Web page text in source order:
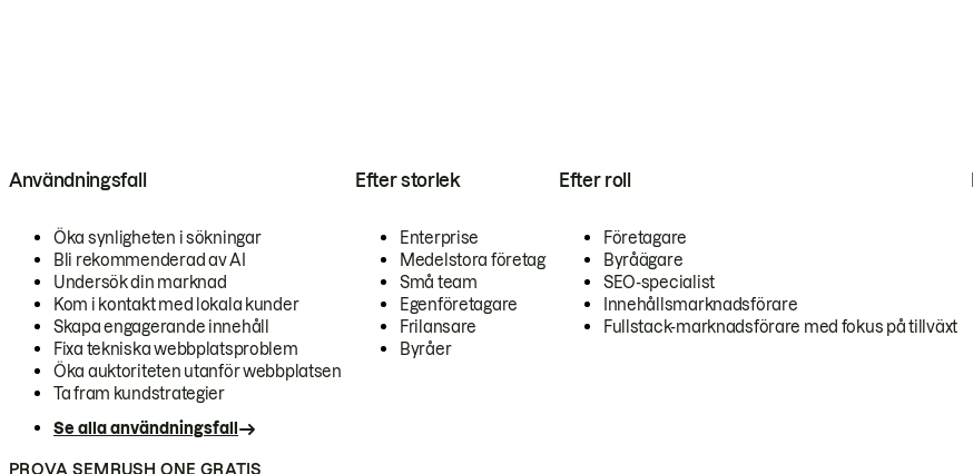
Användningsfall
Öka synligheten i sökningar
Bli rekommenderad av AI
Undersök din marknad
Kom i kontakt med lokala kunder
Skapa engagerande innehåll
Fixa tekniska webbplatsproblem
Öka auktoriteten utanför webbplatsen
Ta fram kundstrategier
Se alla användningsfall
Efter storlek
Enterprise
Medelstora företag
Små team
Egenföretagare
Frilansare
Byråer
Efter roll
Företagare
Byråägare
SEO-specialist
Innehållsmarknadsförare
Fullstack-marknadsförare med fokus på tillväxt
PROVA SEMRUSH ONE GRATIS